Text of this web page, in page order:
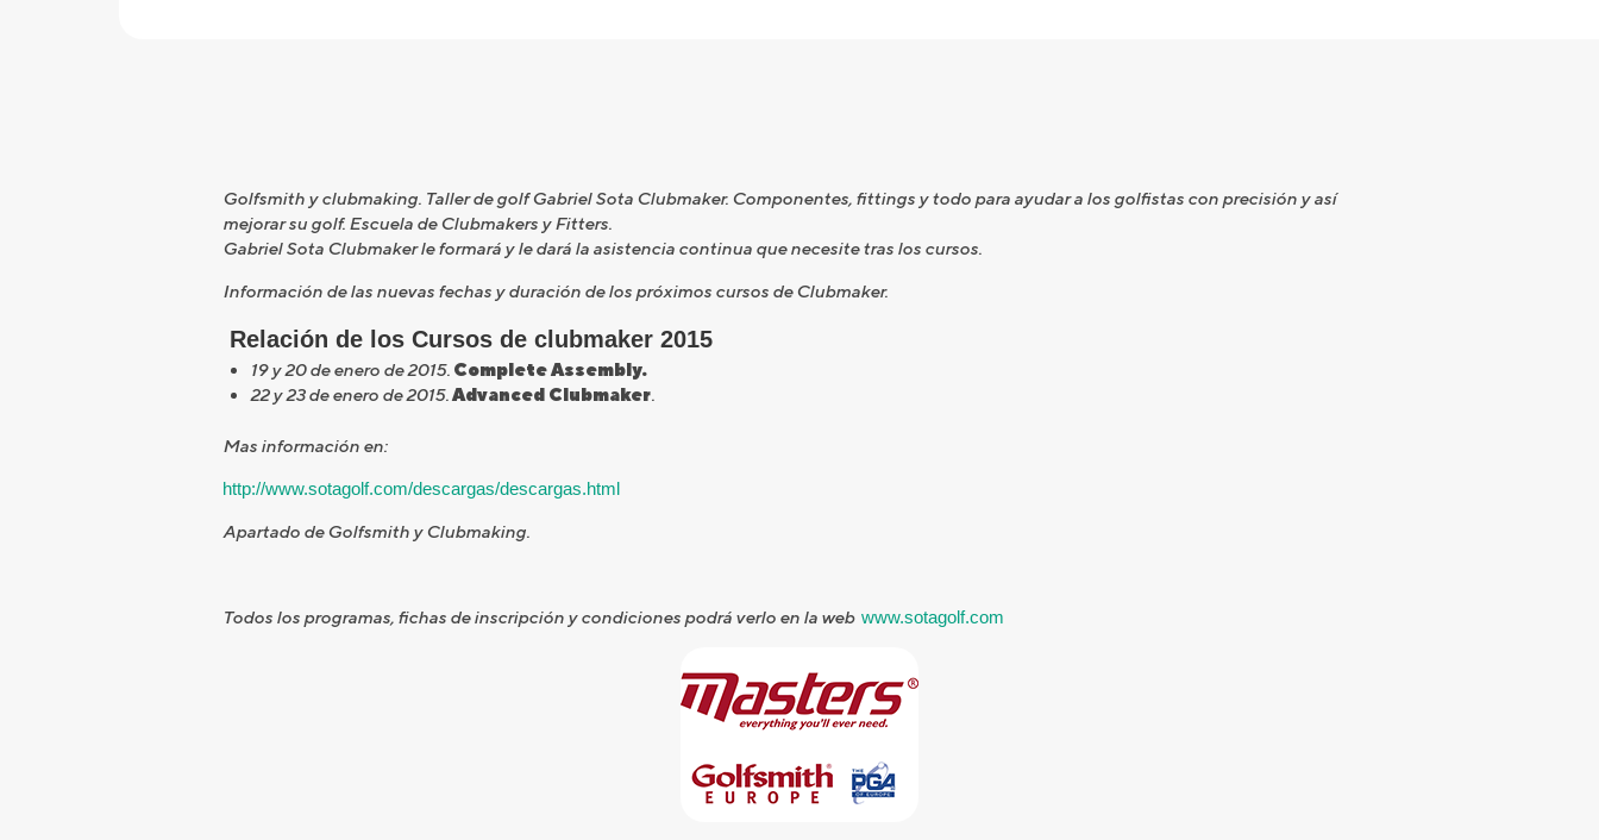
Golfsmith y clubmaking. Taller de golf Gabriel Sota Clubmaker. Componentes, fittings y todo para ayudar a los golfistas con precisión y así
mejorar su golf. Escuela de Clubmakers y Fitters.
Gabriel Sota Clubmaker le formará y le dará la asistencia continua que necesite tras los cursos.
Información de las nuevas fechas y duración de los próximos cursos de Clubmaker.
Relación de los Cursos de clubmaker 2015
19 y 20 de enero de 2015. Complete Assembly.
22 y 23 de enero de 2015.Advanced Clubmaker.
Mas información en:
http://www.sotagolf.com/descargas/descargas.html
Apartado de Golfsmith y Clubmaking.
Todos los programas, fichas de inscripción y condiciones podrá verlo en la web www.sotagolf.com